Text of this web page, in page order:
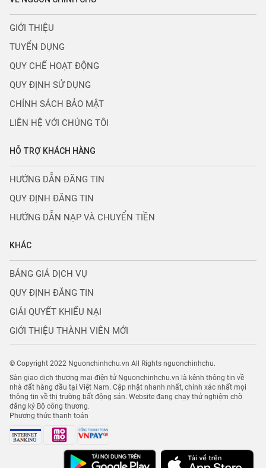
GIỚI THIỆU
TUYỂN DỤNG
QUY CHẾ HOẠT ĐỘNG
QUY ĐỊNH SỬ DỤNG
CHÍNH SÁCH BẢO MẬT
LIÊN HỆ VỚI CHÚNG TÔI
HỖ TRỢ KHÁCH HÀNG
HƯỚNG DẪN ĐĂNG TIN
QUY ĐỊNH ĐĂNG TIN
HƯỚNG DẪN NẠP VÀ CHUYỂN TIỀN
KHÁC
BẢNG GIÁ DỊCH VỤ
QUY ĐỊNH ĐĂNG TIN
GIẢI QUYẾT KHIẾU NẠI
GIỚI THIỆU THÀNH VIÊN MỚI
© Copyright 2022 Nguonchinhchu.vn All Rights nguonchinhchu.
Sàn giao dịch thương mại điện tử Nguonchinhchu.vn là kênh thông tin về
nhà đất hàng đầu tại Việt Nam. Cập nhật nhanh nhất, chính xác nhất mọi
thông tin về thị trường bất động sản. Website đang chạy thử nghiệm chờ
đăng ký Bộ công thương.
Phương thức thanh toán